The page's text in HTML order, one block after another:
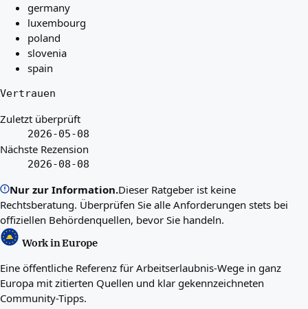
germany
luxembourg
poland
slovenia
spain
Vertrauen
Zuletzt überprüft
2026-05-08
Nächste Rezension
2026-08-08
Nur zur Information.Dieser Ratgeber ist keine
Rechtsberatung. Überprüfen Sie alle Anforderungen stets bei
offiziellen Behördenquellen, bevor Sie handeln.
Work in Europe
Eine öffentliche Referenz für Arbeitserlaubnis-Wege in ganz
Europa mit zitierten Quellen und klar gekennzeichneten
Community-Tipps.